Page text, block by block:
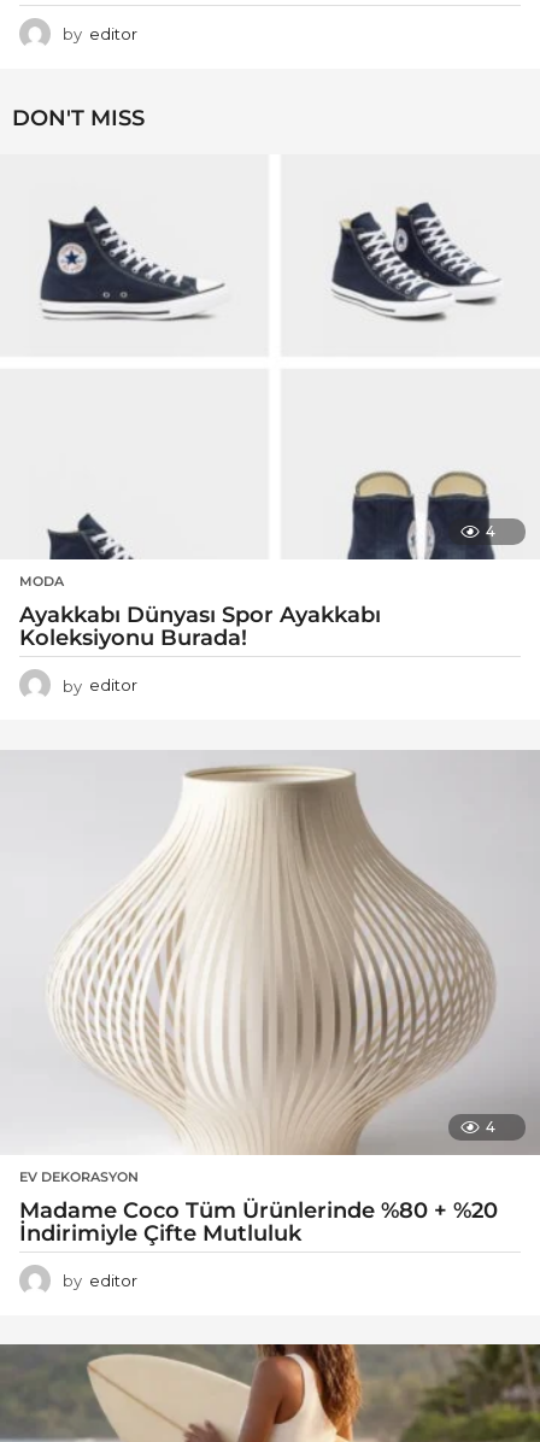
by editor
DON'T MISS
4
MODA
Ayakkabı Dünyası Spor Ayakkabı
Koleksiyonu Burada!
by editor
4
EV DEKORASYON
Madame Coco Tüm Ürünlerinde %80 + %20
İndirimiyle Çifte Mutluluk
by editor